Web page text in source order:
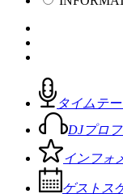
タイムテ
DJプロ
インフォ
ゲストス